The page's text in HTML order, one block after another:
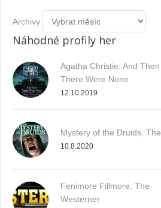
Archivy
Náhodné profily her
Agatha Christie: And Then
There Were None
12.10.2019
Mystery of the Druids, The
10.8.2020
Fenimore Fillmore: The
Westerner